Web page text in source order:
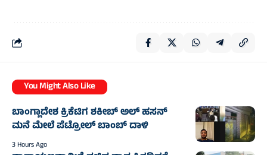
You Might Also Like
ಬಾಂಗ್ಲಾದೇಶ ಕ್ರಿಕೆಟಿಗ ಶಕೀಬ್‌ ಅಲ್‌ ಹಸನ್‌
ಮನೆ ಮೇಲೆ ಪೆಟ್ರೋಲ್‌ ಬಾಂಬ್‌ ದಾಳಿ
3 Hours Ago